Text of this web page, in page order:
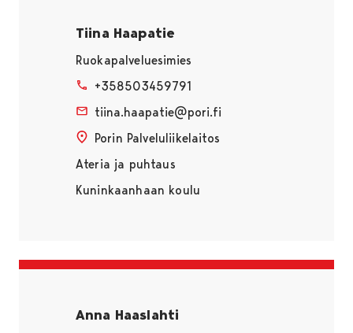
Tiina Haapatie
Ruokapalveluesimies
+358503459791
tiina.haapatie@pori.fi
Porin Palveluliikelaitos
Ateria ja puhtaus
Kuninkaanhaan koulu
Anna Haaslahti